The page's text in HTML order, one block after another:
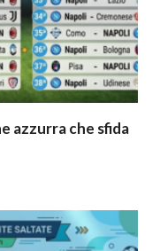
azzurra che sfida